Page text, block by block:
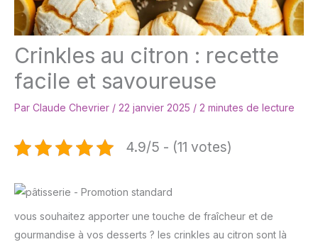
Crinkles au citron : recette
facile et savoureuse
Par Claude Chevrier / 22 janvier 2025 / 2 minutes de lecture
4.9/5 - (11 votes)
vous souhaitez apporter une touche de fraîcheur et de
gourmandise à vos desserts ? les crinkles au citron sont là